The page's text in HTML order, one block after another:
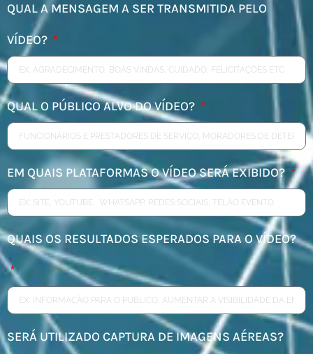
QUAL A MENSAGEM A SER TRANSMITIDA PELO
VÍDEO?
QUAL O PÚBLICO ALVO DO VÍDEO?
EM QUAIS PLATAFORMAS O VÍDEO SERÁ EXIBIDO?
QUAIS OS RESULTADOS ESPERADOS PARA O VÍDEO?
SERÁ UTILIZADO CAPTURA DE IMAGENS AÉREAS?